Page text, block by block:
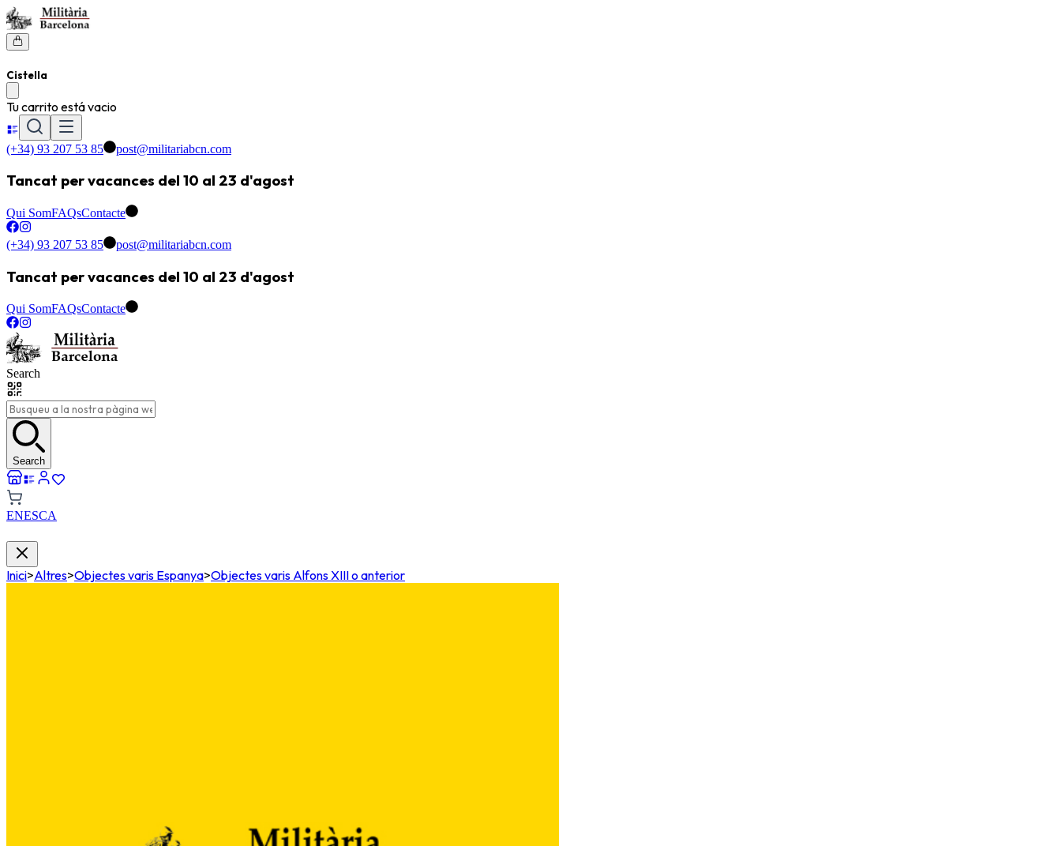
Cistella
Tu carrito está vacio
(+34) 93 207 53 85 post@militariabcn.com
Tancat per vacances del 10 al 23 d'agost
Qui SomFAQsContacte
(+34) 93 207 53 85 post@militariabcn.com
Tancat per vacances del 10 al 23 d'agost
Qui SomFAQsContacte
Search
Search
ENESCA
Inici>Altres>Objectes varis Espanya>Objectes varis Alfons XIII o anterior